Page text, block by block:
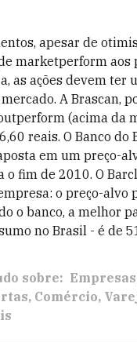
apesar de
marketperform aos
as ações devem ter
A Brascan,
(acima da
reais. O Banco do
em um preço-
o fim de 2010. O
o preço-alvo
o banco, a melhor
no Brasil - é de
sobre: Empresas
Comércio